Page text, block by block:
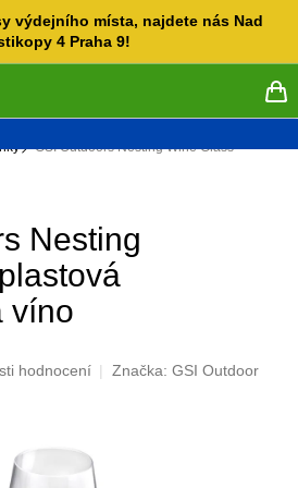
výdejního místa, najdete nás Nad
4 Praha 9!
GSI Outdoors Nesting Wine Glass
Nesting
víno
hodnocení Značka: GSI Outdoor